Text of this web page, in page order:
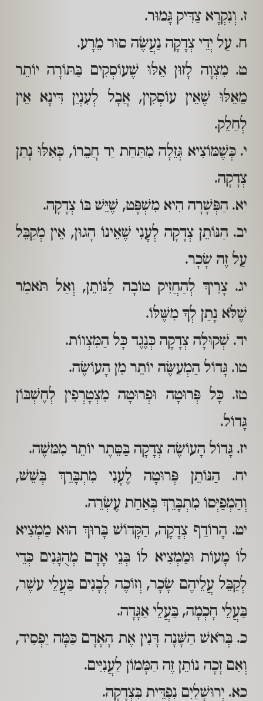
ז. וְנִקְרָא צַדִּיק גָּמוּר.
ח. עַל יְדֵי צְדָקָה נַעֲשֶׂה סוּר מֵרָע.
ט. מִצְוָה לָזוּן אֵלּוּ שֶׁעוֹסְקִים בַּתּוֹרָה יוֹתֵר
מֵאֵלּוּ שֶׁאֵין עוֹסְקִין, אֲבָל לְעִנְיַן דִּינָא אֵין
לְחַלֵק.
י. כְּשֶׁמּוֹצִיא גְּזֵלָה מִתַּחַת יַד חֲבֵרוֹ, כְּאִלּוּ נָתַן
צְדָקָה.
יא. הַפְּשָׁרָה הִיא מִשְׁפָּט, שֶׁיֵּשׁ בּוֹ צְדָקָה.
יב. הַנּוֹתֵן צְדָקָה לְעָנִי שֶׁאֵינוֹ הָגוּן, אֵין מְקַבֵּל
עַל זֶה שָׂכָר.
יג. צָרִיךְ לְהַחֲזִיק טוֹבָה לַנּוֹתֵן, וְאַל תֹּאמַר
שֶׁלֹּא נָתַן לְךָ מִשֶּׁלּוֹ.
יד. שְׁקוּלָה צְדָקָה כְּנֶגֶד כָּל הַמִּצְווֹת.
טו. גָּדוֹל הַמְעַשֶּׂה יוֹתֵר מִן הָעוֹשֶׂה.
טז. כָּל פְּרוּטָה וּפְרוּטָה מִצְטָרְפִין לְחֶשְׁבּוֹן
גָּדוֹל.
יז. גָּדוֹל הָעוֹשֶׂה צְדָקָה בַּסֵּתֶר יוֹתֵר מִמּשֶׁה.
יח. הַנּוֹתֵן פְּרוּטָה לֶעָנִי מִתְבָּרֵךְ בְּשֵׁשׁ,
וְהַמְפַיְּסוֹ מִתְבָּרֵךְ בְּאַחַת עֶשְׂרֵה.
יט. הָרוֹדֵף צְדָקָה, הַקָּדוֹשׁ בָּרוּךְ הוּא מַמְצִיא
לוֹ מָעוֹת וּמַמְצִיא לוֹ בְּנֵי אָדָם מְהֻגָּנִים כְּדֵי
לְקַבֵּל עֲלֵיהֶם שָׂכָר, וְזוֹכֶה לְבָנִים בַּעֲלֵי עשֶׁר,
בַּעֲלֵי חָכְמָה, בַּעֲלֵי אַגָּדָה.
כ. בְּרֹאשׁ הַשָּׁנָה דָּנִין אֶת הָאָדָם כַּמָּה יַפְסִיד,
וְאִם זָכָה נוֹתֵן זֶה הַמָּמוֹן לַעֲנִיִּים.
כא. יְרוּשָׁלַיִם נִפְדֵּית בִּצְדָקָה.